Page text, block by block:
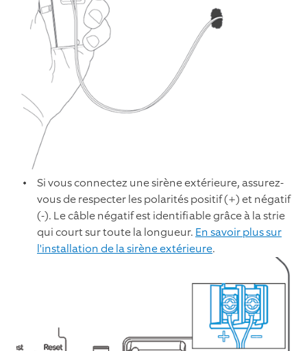
Si vous connectez une sirène extérieure, assurez-
vous de respecter les polarités positif (+) et négatif
(-). Le câble négatif est identifiable grâce à la strie
qui court sur toute la longueur. En savoir plus sur
l'installation de la sirène extérieure.